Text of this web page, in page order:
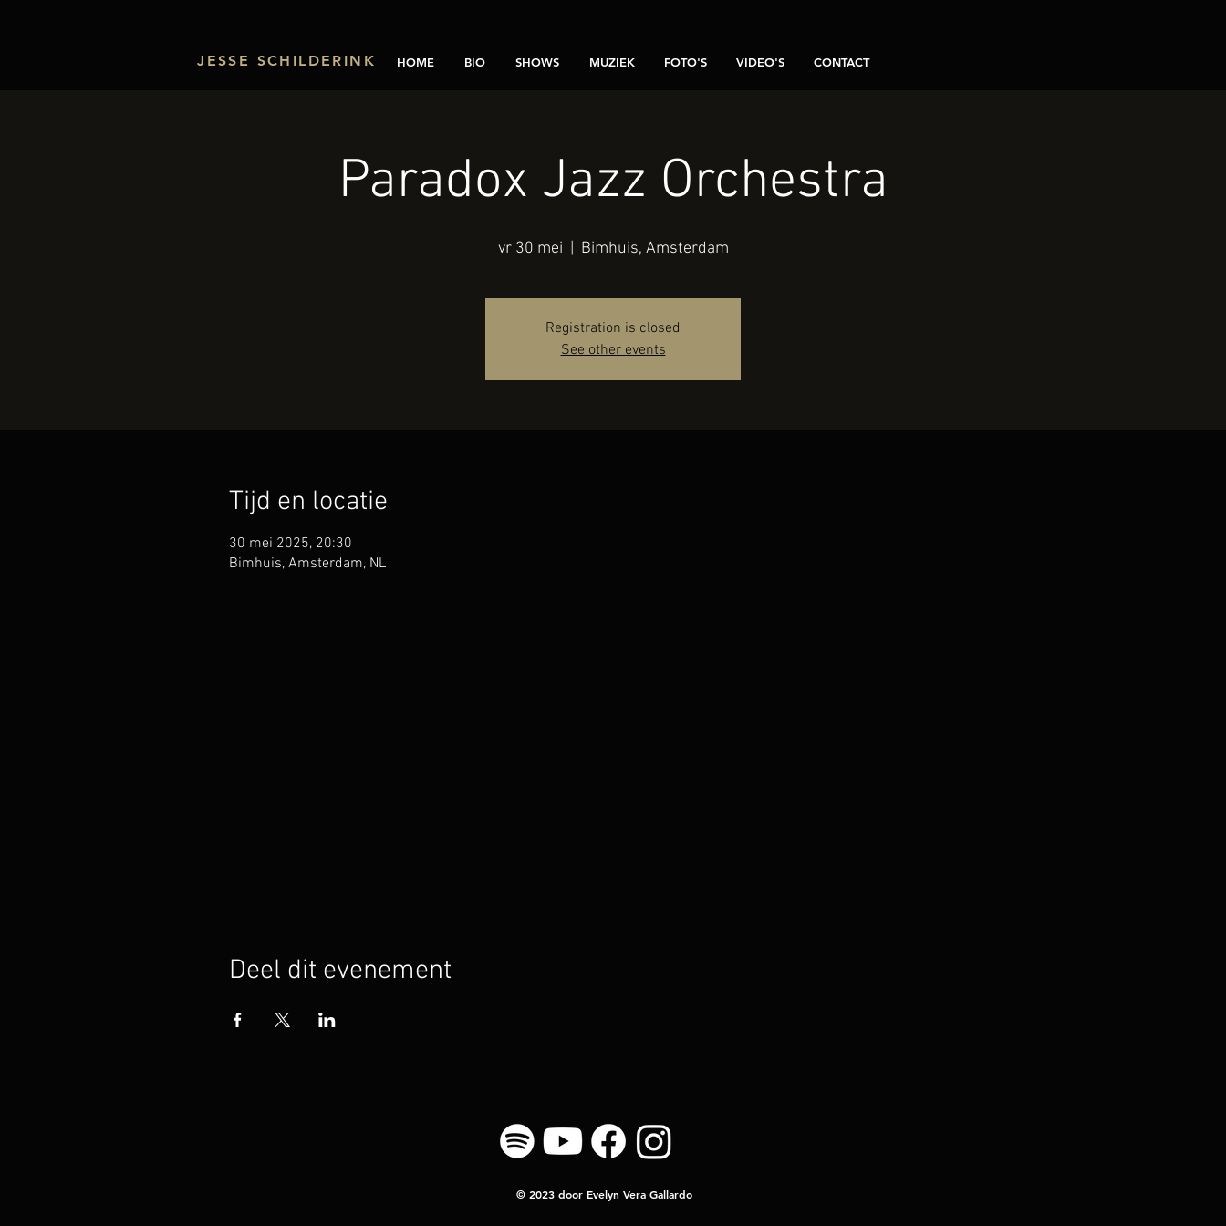
JESSE SCHILDERINK HOME BIO SHOWS MUZIEK FOTO'S VIDEO'S CONTACT
Paradox Jazz Orchestra
vr 30 mei Bimhuis, Amsterdam
Registration is closed
See other events
Tijd en locatie
30 mei 2025, 20:30
Bimhuis, Amsterdam, NL
Deel dit evenement
© 2023 door Evelyn Vera Gallardo